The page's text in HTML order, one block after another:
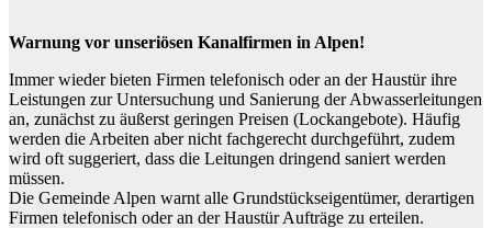
Warnung vor unseriösen Kanalfirmen in Alpen!
Immer wieder bieten Firmen telefonisch oder an der Haustür ihre
Leistungen zur Untersuchung und Sanierung der Abwasserleitungen
an, zunächst zu äußerst geringen Preisen (Lockangebote). Häufig
werden die Arbeiten aber nicht fachgerecht durchgeführt, zudem
wird oft suggeriert, dass die Leitungen dringend saniert werden
müssen.
Die Gemeinde Alpen warnt alle Grundstückseigentümer, derartigen
Firmen telefonisch oder an der Haustür Aufträge zu erteilen.